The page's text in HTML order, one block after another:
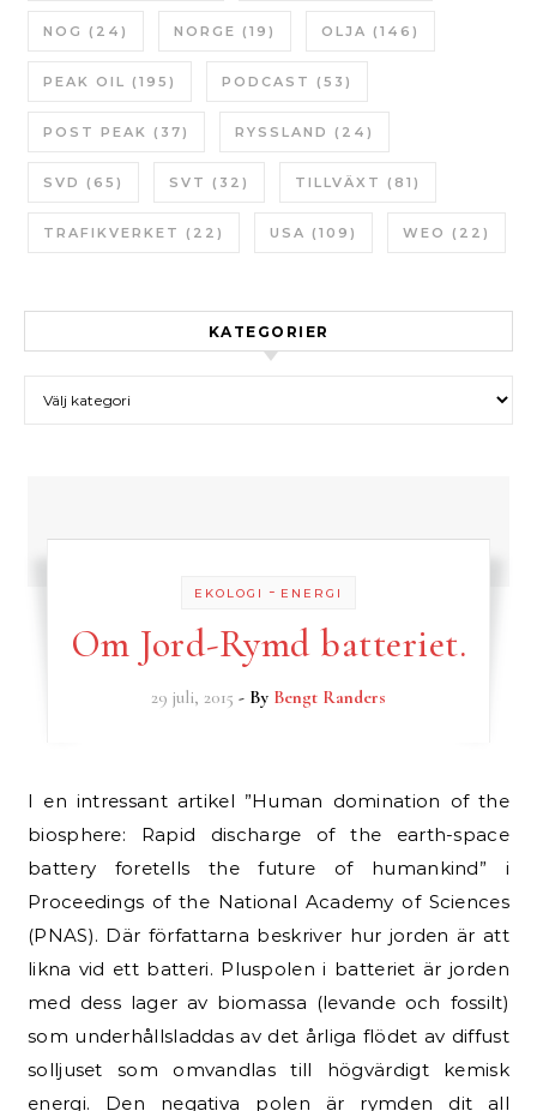
NOG (24) NORGE (19) OLJA (146)
PEAK OIL (195) PODCAST (53)
POST PEAK (37) RYSSLAND (24)
SVD (65) SVT (32) TILLVÄXT (81)
TRAFIKVERKET (22) USA (109) WEO (22)
KATEGORIER
EKOLOGI - ENERGI
Om Jord-Rymd batteriet.
29 juli, 2015 - By Bengt Randers
I en intressant artikel ”Human domination of the
biosphere: Rapid discharge of the earth-space
battery foretells the future of humankind” i
Proceedings of the National Academy of Sciences
(PNAS). Där författarna beskriver hur jorden är att
likna vid ett batteri. Pluspolen i batteriet är jorden
med dess lager av biomassa (levande och fossilt)
som underhållsladdas av det årliga flödet av diffust
solljuset som omvandlas till högvärdigt kemisk
energi. Den negativa polen är rymden dit all